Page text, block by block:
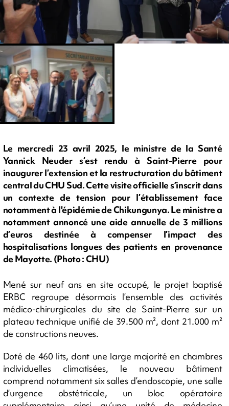
Le mercredi 23 avril 2025, le ministre de la Santé
Yannick Neuder s’est rendu à Saint-Pierre pour
inaugurer l’extension et la restructuration du bâtiment
central du CHU Sud. Cette visite officielle s’inscrit dans
un contexte de tension pour l’établissement face
notamment à l'épidémie de Chikungunya. Le ministre a
notamment annoncé une aide annuelle de 3 millions
d’euros destinée à compenser l’impact des
hospitalisations longues des patients en provenance
de Mayotte. (Photo : CHU)
Mené sur neuf ans en site occupé, le projet baptisé
ERBC regroupe désormais l’ensemble des activités
médico-chirurgicales du site de Saint-Pierre sur un
plateau technique unifié de 39.500 m², dont 21.000 m²
de constructions neuves.
Doté de 460 lits, dont une large majorité en chambres
individuelles climatisées, le nouveau bâtiment
comprend notamment six salles d’endoscopie, une salle
d’urgence obstétricale, un bloc opératoire